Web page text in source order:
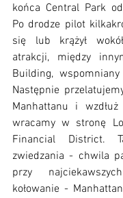
końca Central Park
Po drodze pilot
się lub krążył
atrakcji, między
Building,
Następnie
Manhattanu i
wracamy w stronę
Financial District.
zwiedzania - chwila
przy
kołowanie -